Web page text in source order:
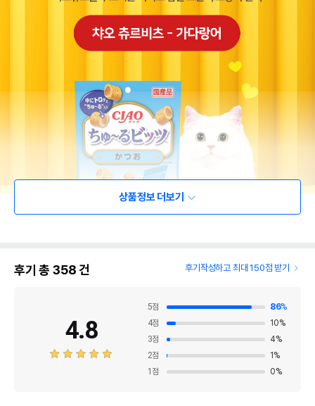
상품정보 더보기
후기 총 358건 후기작성하고 최대 150점 받기
4.8
5점 86%
4점 10%
3점 4%
2점 1 %
1 점 0%